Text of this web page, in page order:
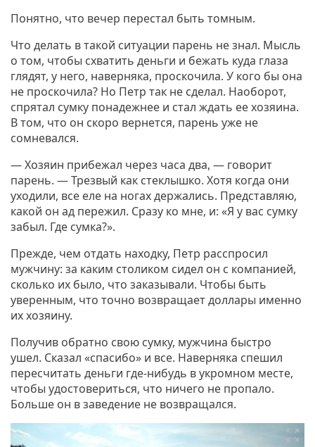
Понятно, что вечер перестал быть томным.
Что делать в такой ситуации парень не знал. Мысль
о том, чтобы схватить деньги и бежать куда глаза
глядят, у него, наверняка, проскочила. У кого бы она
не проскочила? Но Петр так не сделал. Наоборот,
спрятал сумку понадежнее и стал ждать ее хозяина.
В том, что он скоро вернется, парень уже не
сомневался.
— Хозяин прибежал через часа два, — говорит
парень. — Трезвый как стеклышко. Хотя когда они
уходили, все еле на ногах держались. Представляю,
какой он ад пережил. Сразу ко мне, и: «Я у вас сумку
забыл. Где сумка?».
Прежде, чем отдать находку, Петр расспросил
мужчину: за каким столиком сидел он с компанией,
сколько их было, что заказывали. Чтобы быть
уверенным, что точно возвращает доллары именно
их хозяину.
Получив обратно свою сумку, мужчина быстро
ушел. Сказал «спасибо» и все. Наверняка спешил
пересчитать деньги где-нибудь в укромном месте,
чтобы удостовериться, что ничего не пропало.
Больше он в заведение не возвращался.
